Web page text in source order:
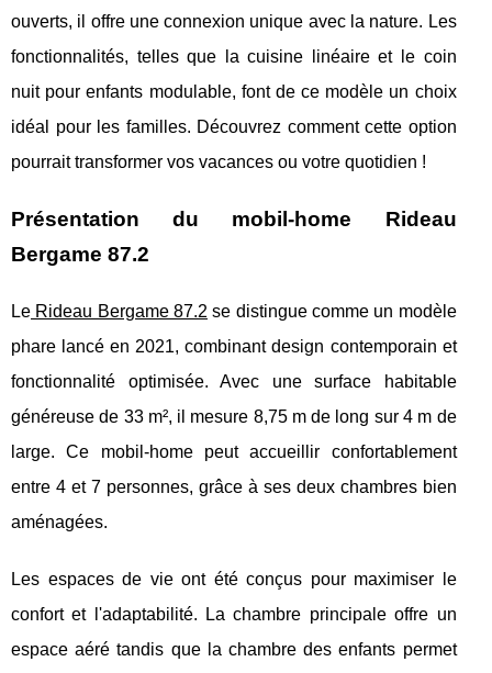
ouverts, il offre une connexion unique avec la nature. Les
fonctionnalités, telles que la cuisine linéaire et le coin
nuit pour enfants modulable, font de ce modèle un choix
idéal pour les familles. Découvrez comment cette option
pourrait transformer vos vacances ou votre quotidien !
Présentation du mobil-home Rideau
Bergame 87.2
Le Rideau Bergame 87.2 se distingue comme un modèle
phare lancé en 2021, combinant design contemporain et
fonctionnalité optimisée. Avec une surface habitable
généreusede 33 m², il mesure 8,75 m de long sur 4 m de
large. Ce mobil-home peut accueillir confortablement
entre 4 et 7 personnes, grâce à ses deux chambres bien
aménagées.
Les espaces de vie ont été conçus pour maximiser le
confort et l'adaptabilité. La chambre principale offre un
espace aéré tandis que la chambre des enfants permet